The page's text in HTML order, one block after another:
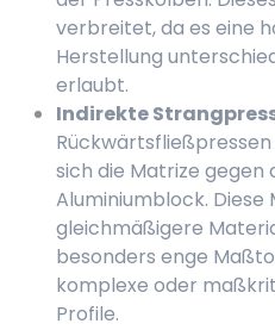
verbreitet, da es eine
Herstellung
erlaubt.
Indirekte
sich die Matrize gegen
Aluminiumblock.
gleichmäßigere
besonders enge
komplexe oder
Profile.